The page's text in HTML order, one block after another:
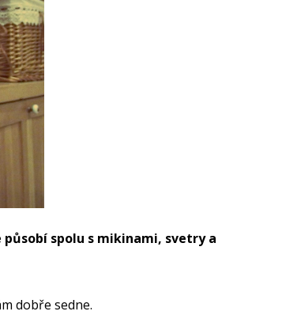
působí spolu s mikinami, svetry a
dobře sedne.